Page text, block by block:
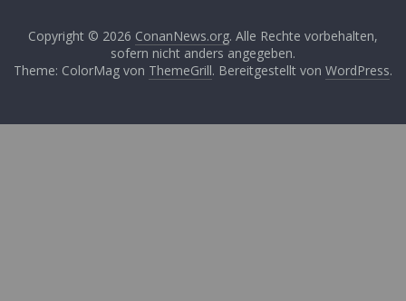
Copyright © 2026 ConanNews.org. Alle Rechte vorbehalten,
sofern nicht anders angegeben.
Theme: ColorMag von ThemeGrill. Bereitgestellt von WordPress.